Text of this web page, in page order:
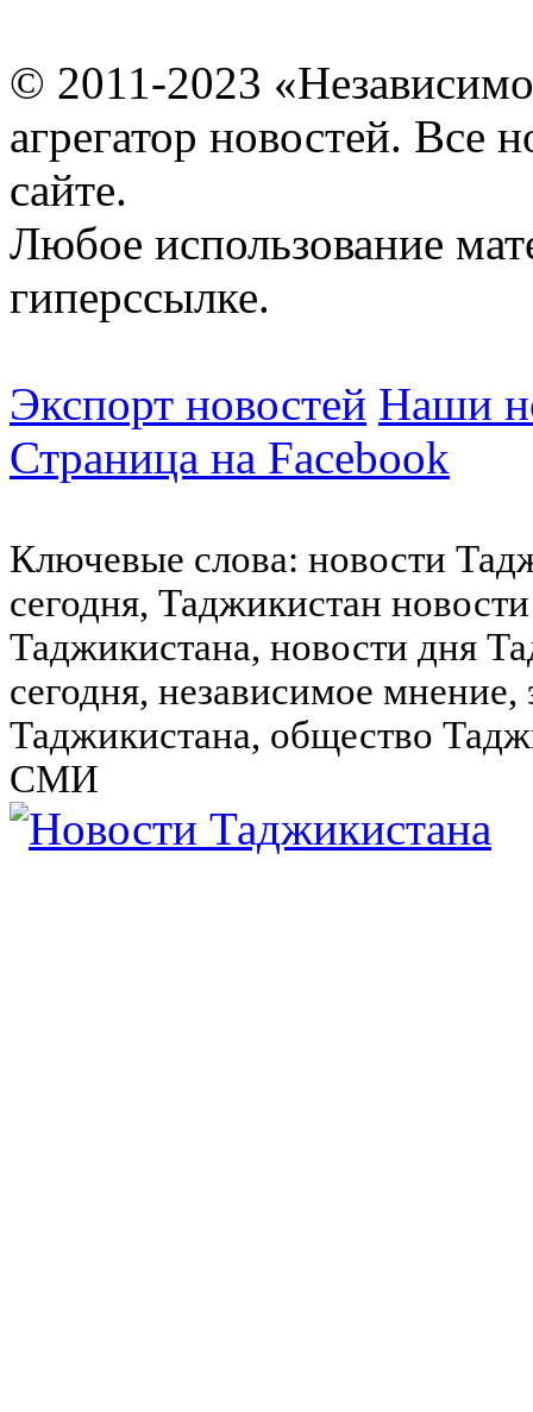
© 2011-2023
агрегатор новостей. Все
сайте.
Любое использование
гиперссылке.
Экспорт новостей Наши
Страница на Facebook
Ключевые слова: новости
сегодня, Таджикистан
Таджикистана, новости дня
сегодня, независимое
Таджикистана, общество
СМИ